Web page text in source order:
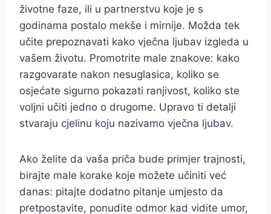
životne faze, ili u partnerstvu koje je s
godinama postalo mekše i mirnije. Možda tek
učite prepoznavati kako vječna ljubav izgleda u
vašem životu. Promotrite male znakove: kako
razgovarate nakon nesuglasica, koliko se
osjećate sigurno pokazati ranjivost, koliko ste
voljni učiti jedno o drugome. Upravo ti detalji
stvaraju cjelinu koju nazivamo vječna ljubav.
Ako želite da vaša priča bude primjer trajnosti,
birajte male korake koje možete učiniti već
danas: pitajte dodatno pitanje umjesto da
pretpostavite, ponudite odmor kad vidite umor,